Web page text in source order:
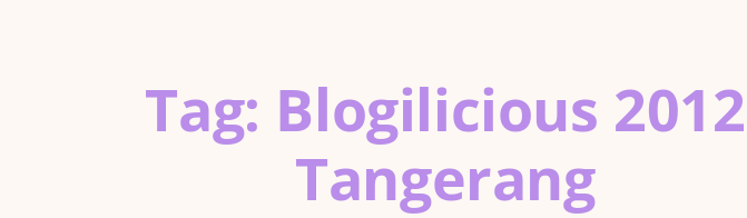
Tag: Blogilicious 2012
Tangerang